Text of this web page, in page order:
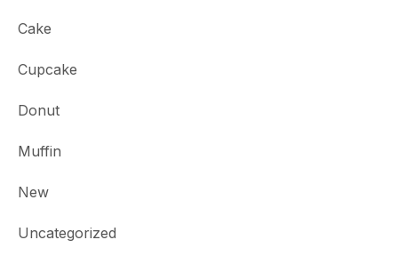
Cake
Cupcake
Donut
Muffin
New
Uncategorized